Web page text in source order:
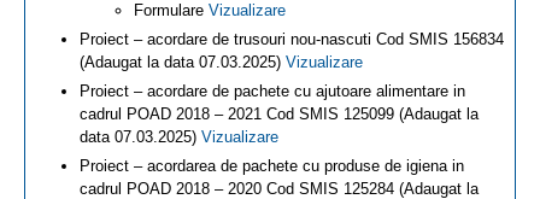
Formulare Vizualizare
Proiect – acordare de trusouri nou-nascuti Cod SMIS 156834
(Adaugat la data 07.03.2025) Vizualizare
Proiect – acordare de pachete cu ajutoare alimentare in
cadrul POAD 2018 – 2021 Cod SMIS 125099 (Adaugat la
data 07.03.2025) Vizualizare
Proiect – acordarea de pachete cu produse de igiena in
cadrul POAD 2018 – 2020 Cod SMIS 125284 (Adaugat la